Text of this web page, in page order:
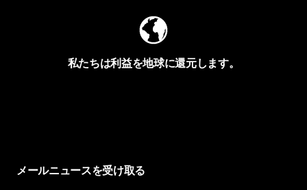
私たちは利益を地球に還元します。
メールニュースを受け取る